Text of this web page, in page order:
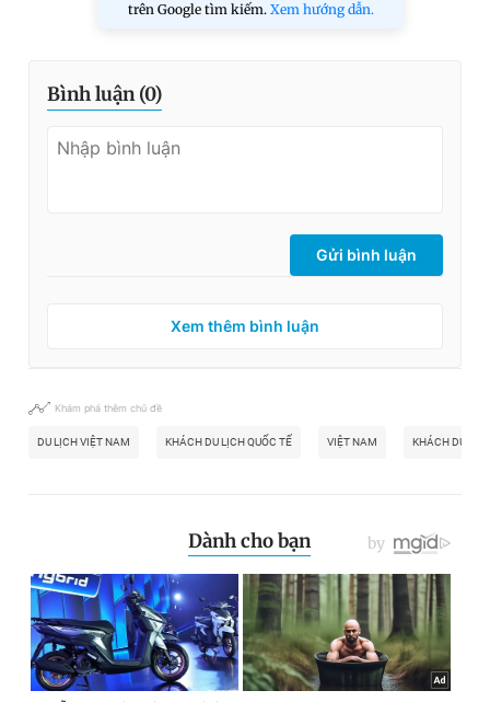
trên Google tìm kiếm. Xem hướng dẫn.
Bình luận (0)
Gửi bình luận
Xem thêm bình luận
Khám phá thêm chủ đề
DU LỊCH VIỆT NAM KHÁCH DU LỊCH QUỐC TẾ VIỆT NAM KHÁCH DU